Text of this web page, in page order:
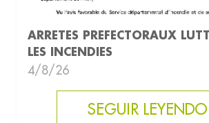
ARRETES PREFECTORAUX
LES INCENDIES
4/8/26
SEGUIR LEYENDO